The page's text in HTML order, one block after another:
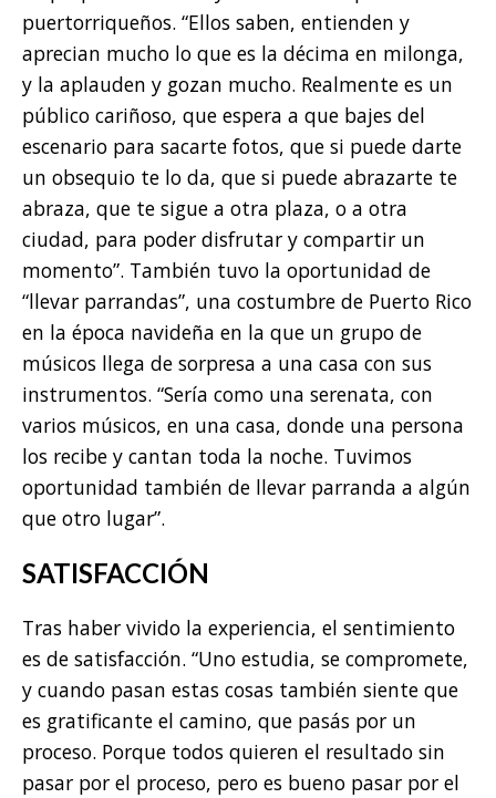
puertorriqueños. “Ellos saben, entienden y
aprecian mucho lo que es la décima en milonga,
y la aplauden y gozan mucho. Realmente es un
público cariñoso, que espera a que bajes del
escenario para sacarte fotos, que si puede darte
un obsequio te lo da, que si puede abrazarte te
abraza, que te sigue a otra plaza, o a otra
ciudad, para poder disfrutar y compartir un
momento”. También tuvo la oportunidad de
“llevar parrandas”, una costumbre de Puerto Rico
en la época navideña en la que un grupo de
músicos llega de sorpresa a una casa con sus
instrumentos. “Sería como una serenata, con
varios músicos, en una casa, donde una persona
los recibe y cantan toda la noche. Tuvimos
oportunidad también de llevar parranda a algún
que otro lugar”.
SATISFACCIÓN
Tras haber vivido la experiencia, el sentimiento
es de satisfacción. “Uno estudia, se compromete,
y cuando pasan estas cosas también siente que
es gratificante el camino, que pasás por un
proceso. Porque todos quieren el resultado sin
pasar por el proceso, pero es bueno pasar por el